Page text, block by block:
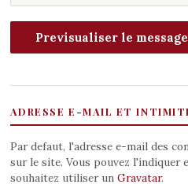
ADRESSE E-MAIL ET
Par defaut, l'adresse e-mail des
sur le site. Vous pouvez l'indiquer
souhaitez utiliser un Gravatar.